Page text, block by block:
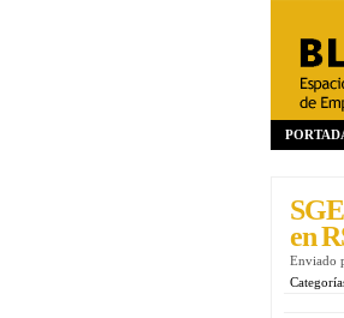
en
Enviado